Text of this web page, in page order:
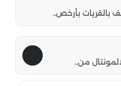
بالقريات بأرخص..
من..